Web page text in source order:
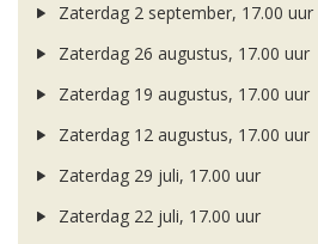
Zaterdag 2 september, 17.00 uur
Zaterdag 26 augustus, 17.00 uur
Zaterdag 19 augustus, 17.00 uur
Zaterdag 12 augustus, 17.00 uur
Zaterdag 29 juli, 17.00 uur
Zaterdag 22 juli, 17.00 uur